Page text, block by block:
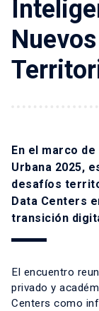
En el marco
Urbana 2025,
desafíos
Data Centers
transición
El encuentro
privado y
Centers como